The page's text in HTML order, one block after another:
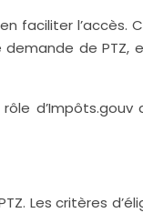
faciliter
de PTZ,
Les critères